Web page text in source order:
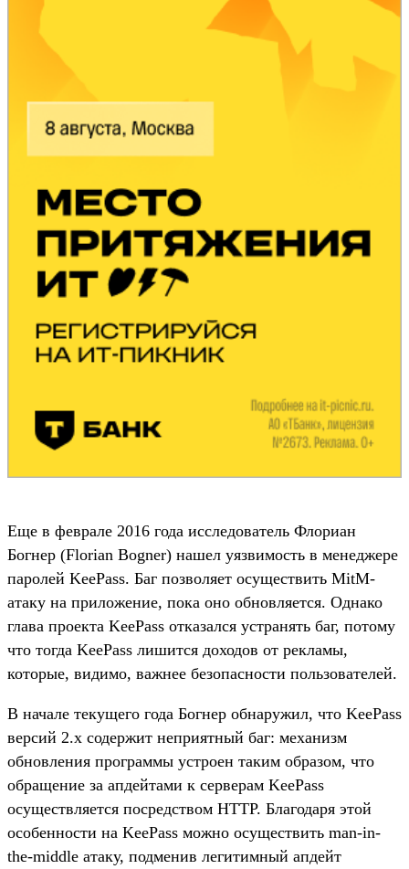
Еще в феврале 2016 года исследователь Флориан
Богнер (Florian Bogner) нашел уязвимость в менеджере
паролей KeePass. Баг позволяет осуществить MitM-
атаку на приложение, пока оно обновляется. Однако
глава проекта KeePass отказался устранять баг, потому
что тогда KeePass лишится доходов от рекламы,
которые, видимо, важнее безопасности пользователей.
В начале текущего года Богнер обнаружил, что KeePass
версий 2.x содержит неприятный баг: механизм
обновления программы устроен таким образом, что
обращение за апдейтами к серверам KeePass
осуществляется посредством HTTP. Благодаря этой
особенности на KeePass можно осуществить man-in-
the-middle атаку, подменив легитимный апдейт